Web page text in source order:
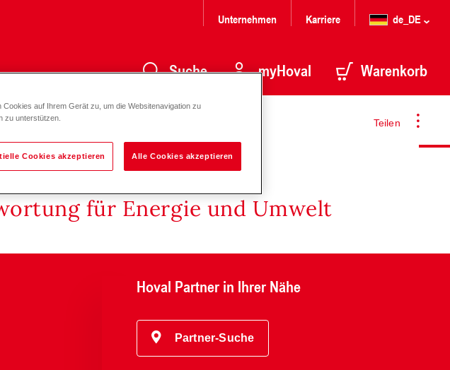
Unternehmen Karriere de_DE
Suche myHoval Warenkorb
Teilen
für Energie und Umwelt
Hoval Partner in Ihrer Nähe
Partner-Suche
auf Ihrem Gerät zu, um die Websitenavigation zu
zu unterstützen.
Cookies akzeptieren Alle Cookies akzeptieren